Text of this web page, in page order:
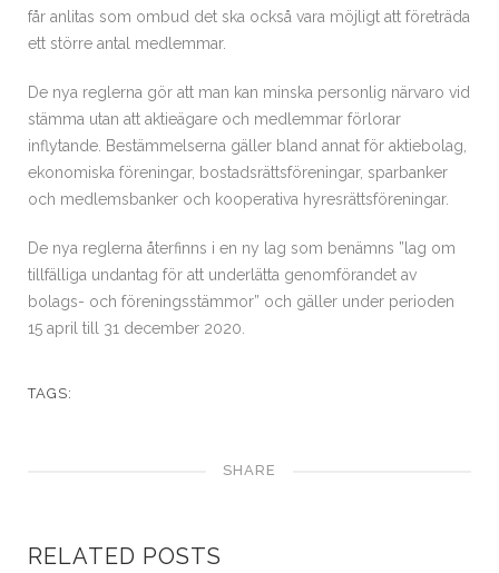
får anlitas som ombud det ska också vara möjligt att företräda
ett större antal medlemmar.
De nya reglerna gör att man kan minska personlig närvaro vid
stämma utan att aktieägare och medlemmar förlorar
inflytande. Bestämmelserna gäller bland annat för aktiebolag,
ekonomiska föreningar, bostadsrättsföreningar, sparbanker
och medlemsbanker och kooperativa hyresrättsföreningar.
De nya reglerna återfinns i en ny lag som benämns ”lag om
tillfälliga undantag för att underlätta genomförandet av
bolags- och föreningsstämmor” och gäller under perioden
15 april till 31 december 2020.
TAGS:
SHARE
RELATED POSTS